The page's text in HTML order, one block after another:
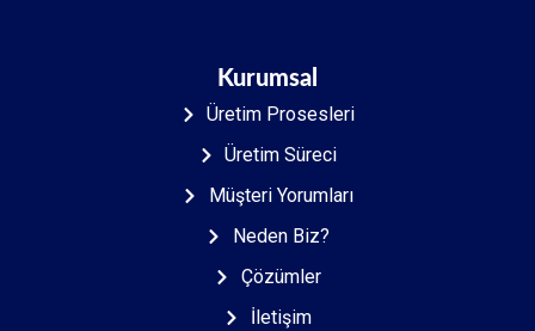
Kurumsal
Üretim Prosesleri
Üretim Süreci
Müşteri Yorumları
Neden Biz?
Çözümler
İletişim